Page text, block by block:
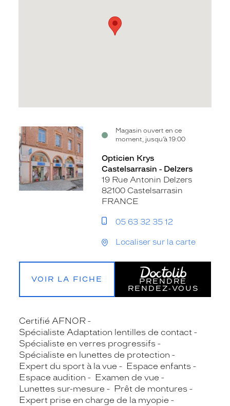
Magasin ouvert en ce
moment, jusqu’à 19:00
Voir
la
fiche
Opticien Krys
Castelsarrasin - Delzers
19 Rue Antonin Delzers
82100 Castelsarrasin
FRANCE
05 63 32 35 12
Localiser sur la carte
VOIR LA FICHE
PRENDRE
RENDEZ‑VOUS
Certifié AFNOR
Spécialiste Adaptation lentilles de contact
Spécialiste en verres progressifs
Spécialiste en lunettes de protection
Expert du sport à la vue
Espace enfants
Espace audition
Examen de vue
Lunettes sur-mesure
Prêt de montures
Expert prise en charge de la myopie